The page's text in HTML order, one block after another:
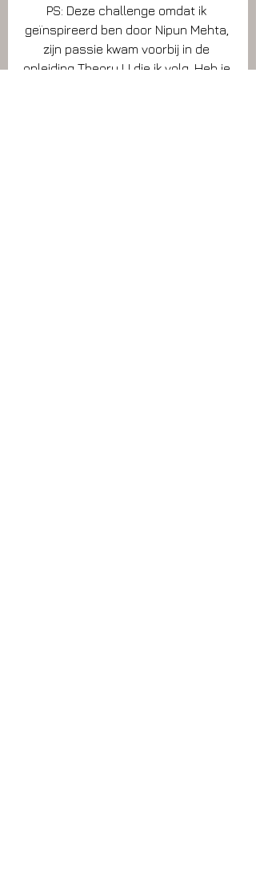
PS: Deze challenge omdat ik
geïnspireerd ben door Nipun Mehta,
zijn passie kwam voorbij in de
opleiding Theory U die ik volg. Heb je